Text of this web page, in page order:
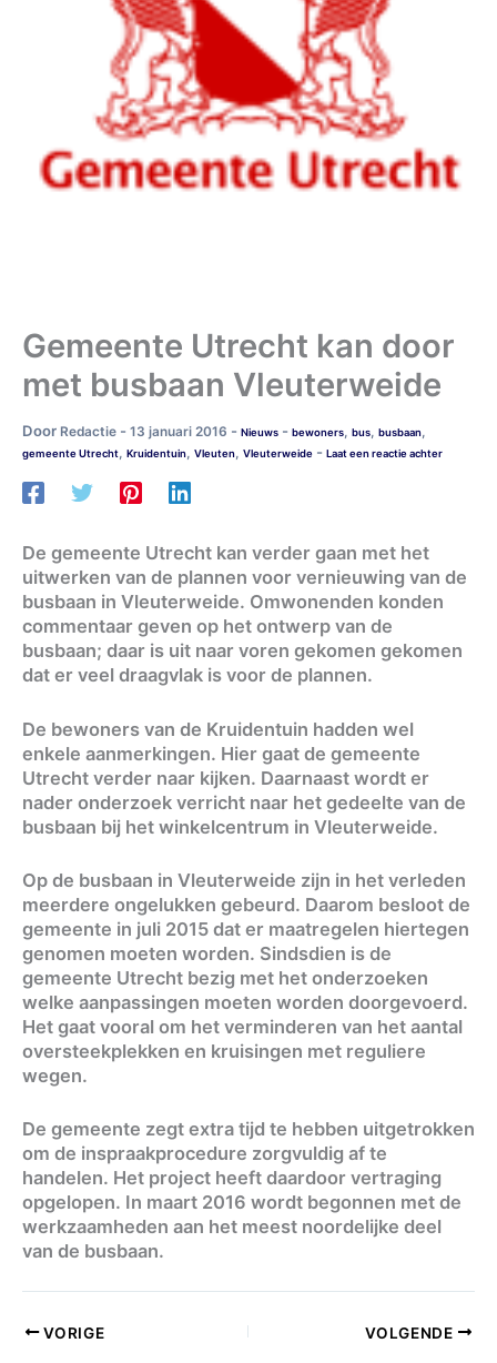
Gemeente Utrecht kan door
met busbaan Vleuterweide
Door Redactie - 13 januari 2016 - Nieuws - bewoners, bus, busbaan,
gemeente Utrecht, Kruidentuin, Vleuten, Vleuterweide - Laat een reactie achter
De gemeente Utrecht kan verder gaan met het
uitwerken van de plannen voor vernieuwing van de
busbaan in Vleuterweide. Omwonenden konden
commentaar geven op het ontwerp van de
busbaan; daar is uit naar voren gekomen gekomen
dat er veel draagvlak is voor de plannen.
De bewoners van de Kruidentuin hadden wel
enkele aanmerkingen. Hier gaat de gemeente
Utrecht verder naar kijken. Daarnaast wordt er
nader onderzoek verricht naar het gedeelte van de
busbaan bij het winkelcentrum in Vleuterweide.
Op de busbaan in Vleuterweide zijn in het verleden
meerdere ongelukken gebeurd. Daarom besloot de
gemeente in juli 2015 dat er maatregelen hiertegen
genomen moeten worden. Sindsdien is de
gemeente Utrecht bezig met het onderzoeken
welke aanpassingen moeten worden doorgevoerd.
Het gaat vooral om het verminderen van het aantal
oversteekplekken en kruisingen met reguliere
wegen.
De gemeente zegt extra tijd te hebben uitgetrokken
om de inspraakprocedure zorgvuldig af te
handelen. Het project heeft daardoor vertraging
opgelopen. In maart 2016 wordt begonnen met de
werkzaamheden aan het meest noordelijke deel
van de busbaan.
VORIGE VOLGENDE